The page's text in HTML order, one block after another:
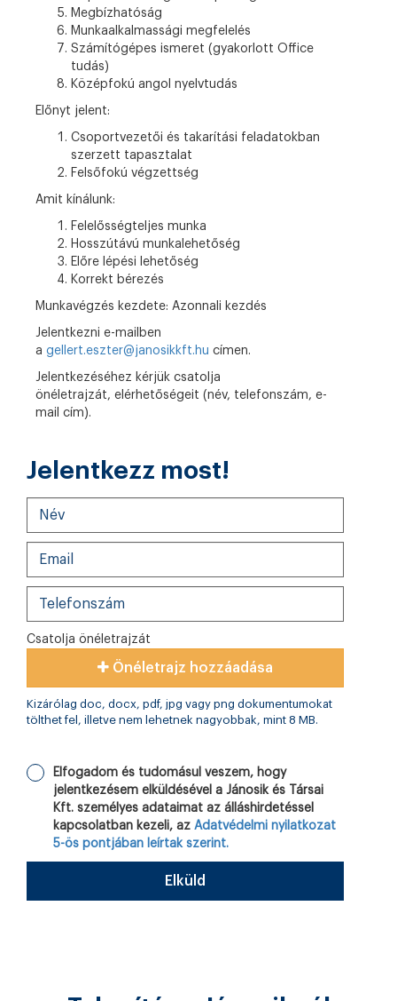
Megbízhatóság
Munkaalkalmassági megfelelés
Számítógépes ismeret (gyakorlott Office
tudás)
Középfokú angol nyelvtudás
Előnyt jelent:
Csoportvezetői és takarítási feladatokban
szerzett tapasztalat
Felsőfokú végzettség
Amit kínálunk:
Felelősségteljes munka
Hosszútávú munkalehetőség
Előre lépési lehetőség
Korrekt bérezés
Munkavégzés kezdete: Azonnali kezdés
Jelentkezni e-mailben
a gellert.eszter@janosikkft.hu címen.
Jelentkezéséhez kérjük csatolja
önéletrajzát, elérhetőségeit (név, telefonszám, e-
mail cím).
Jelentkezz most!
Csatolja önéletrajzát
Önéletrajz hozzáadása
Kizárólag doc, docx, pdf, jpg vagy png dokumentumokat
tölthet fel, illetve nem lehetnek nagyobbak, mint 8 MB.
Elfogadom és tudomásul veszem, hogy
jelentkezésem elküldésével a Jánosik és Társai
Kft. személyes adataimat az álláshirdetéssel
kapcsolatban kezeli, az Adatvédelmi nyilatkozat
5-ös pontjában leírtak szerint.
Elküld